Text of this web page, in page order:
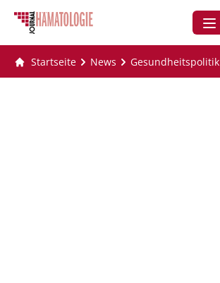
Startseite News Gesundheitspolitik